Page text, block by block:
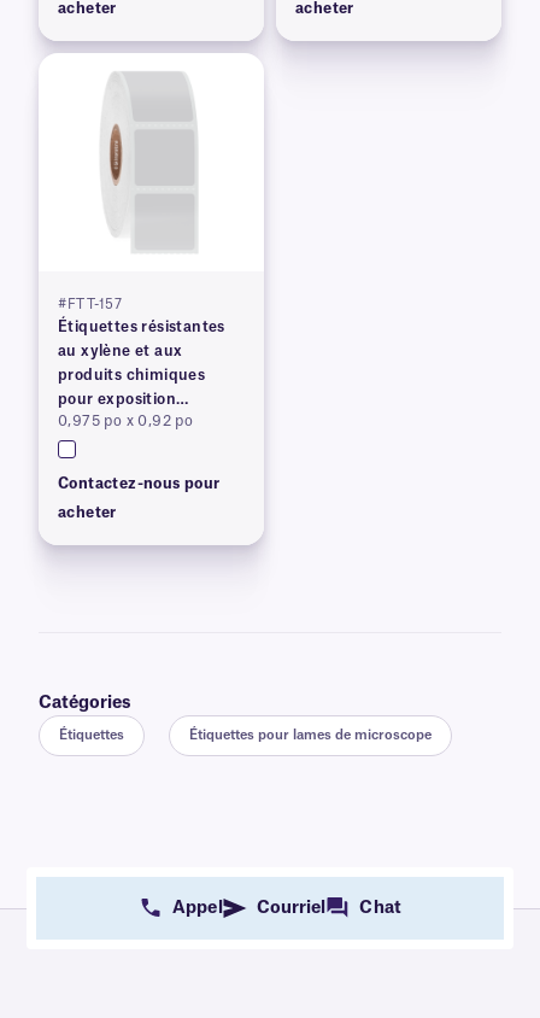
acheter
acheter
#FTT-157
Étiquettes résistantes
au xylène et aux
produits chimiques
pour exposition
prolongée
0,975 po x 0,92 po
Contactez-nous pour
acheter
Catégories
Étiquettes Étiquettes pour lames de microscope
Appel Courriel Chat